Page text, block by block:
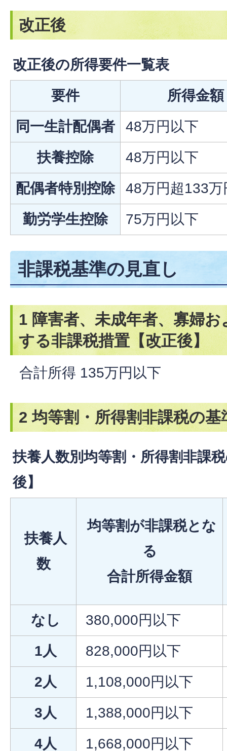
改正後
改正後の所得要件一覧表
要件
所得金額
同一生計配偶者
48万円以下
扶養控除
48万円以下
配偶者特別控除
48万円超133万
勤労学生控除
75万円以下
非課税基準の見直し
1 障害者、未成年者、寡婦
する非課税措置【改正後】
合計所得 135万円以下
2 均等割・所得割非課税の基
扶養人数別均等割・所得割非課
後】
扶養人
数
均等割が非課税とな
る
合計所得金額
なし
380,000円以下
1人
828,000円以下
2人
1,108,000円以下
3人
1,388,000円以下
4人
1,668,000円以下